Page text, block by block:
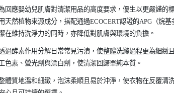
回應嬰幼兒肌膚對清潔用品的高度要求，優生以更嚴謹的
天然植物來源成分，搭配通過ECOCERT認證的APG（烷
在維持洗淨力的同時，亦降低對肌膚與環境的負擔。
過酵素作用分解日常常見污漬，使整體洗滌過程更為細緻
色素、螢光劑與漂白劑，使清潔回歸單純本質。
體質地溫和細緻，泡沫柔順且易於沖淨，使衣物在反覆清